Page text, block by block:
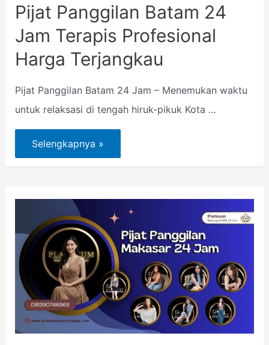
Pijat Panggilan Batam 24
Jam Terapis Profesional
Harga Terjangkau
Pijat Panggilan Batam 24 Jam – Menemukan waktu
untuk relaksasi di tengah hiruk-pikuk Kota …
Selengkapnya »